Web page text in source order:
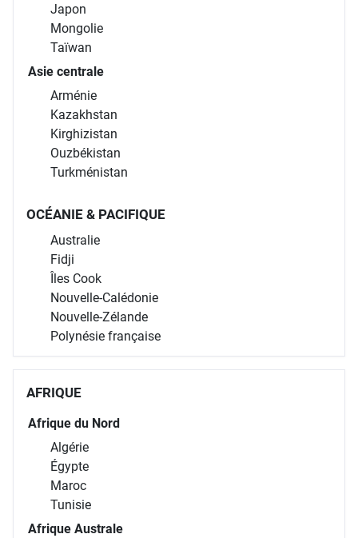
Japon
Mongolie
Taïwan
Asie centrale
Arménie
Kazakhstan
Kirghizistan
Ouzbékistan
Turkménistan
OCÉANIE & PACIFIQUE
Australie
Fidji
Îles Cook
Nouvelle-Calédonie
Nouvelle-Zélande
Polynésie française
AFRIQUE
Afrique du Nord
Algérie
Égypte
Maroc
Tunisie
Afrique Australe